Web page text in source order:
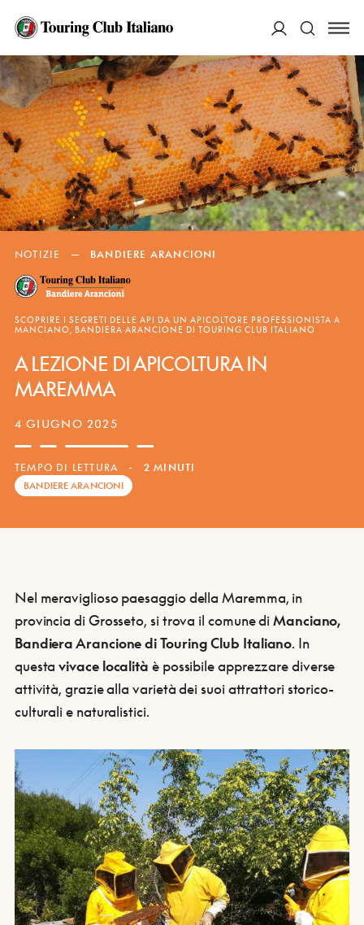
Cerca
NOTIZIE — BANDIERE ARANCIONI
SCOPRIRE I SEGRETI DELLE API DA UN APICOLTORE PROFESSIONISTA A
MANCIANO, BANDIERA ARANCIONE DI TOURING CLUB ITALIANO
A LEZIONE DI APICOLTURA IN
MAREMMA
4 GIUGNO 2025
TEMPO DI LETTURA - 2 MINUTI
BANDIERE ARANCIONI
Nel meraviglioso paesaggio della Maremma, in
provincia di Grosseto, si trova il comune diManciano,
Bandiera Arancione di Touring Club Italiano. In
questavivace località è possibile apprezzare diverse
attività, grazie alla varietà dei suoi attrattori storico-
culturali e naturalistici.